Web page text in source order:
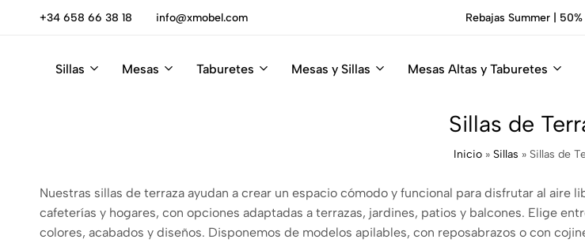
+34 658 66 38 18 info@xmobel.com Rebajas Summer |
Sillas Mesas Taburetes Mesas y Sillas Mesas Altas y Taburetes
Sillas de
Inicio» Sillas » Sillas de
Nuestras sillas de terraza ayudan a crear un espacio cómodo y funcional para disfrutar al aire
cafeterías y hogares, con opciones adaptadas a terrazas, jardines, patios y balcones. Elige
colores, acabados y diseños. Disponemos de modelos apilables, con reposabrazos o con